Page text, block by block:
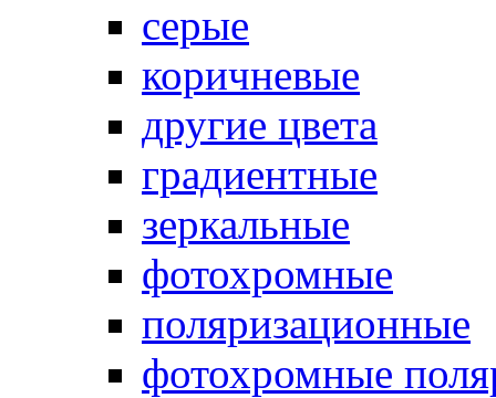
серые
коричневые
другие цвета
градиентные
зеркальные
фотохромные
поляризационные
фотохромные